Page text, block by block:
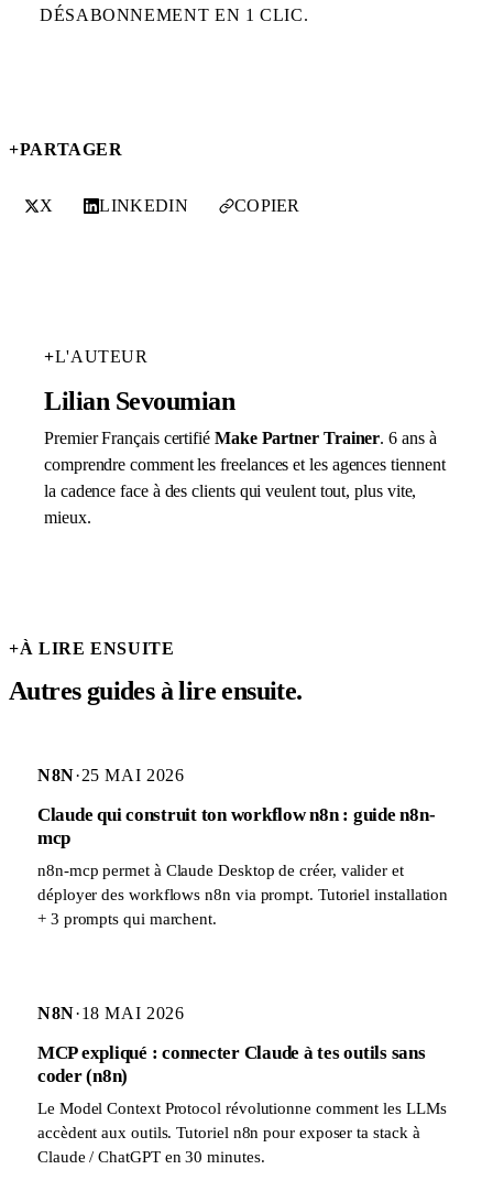
DÉSABONNEMENT EN 1 CLIC.
+PARTAGER
X LINKEDIN COPIER
+L'AUTEUR
Lilian Sevoumian
Premier Français certifié Make Partner Trainer. 6 ans à
comprendre comment les freelances et les agences tiennent
la cadence face à des clients qui veulent tout, plus vite,
mieux.
+À LIRE ENSUITE
Autres guides à lire ensuite.
N8N·25 MAI 2026
Claude qui construit ton workflow n8n : guide n8n-
mcp
n8n-mcp permet à Claude Desktop de créer, valider et
déployer des workflows n8n via prompt. Tutoriel installation
+ 3 prompts qui marchent.
N8N·18 MAI 2026
MCP expliqué : connecter Claude à tes outils sans
coder (n8n)
Le Model Context Protocol révolutionne comment les LLMs
accèdent aux outils. Tutoriel n8n pour exposer ta stack à
Claude / ChatGPT en 30 minutes.